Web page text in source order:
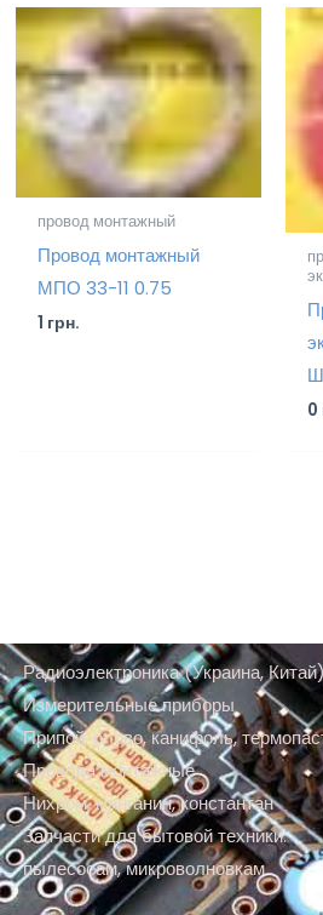
провод монтажный
Провод монтажный
МПО 33-11 0.75
1 грн.
0
Радиоэлектроника (Украина,
Измерительные приборы
Припой, олово, канифоль,
Провода монтажные
Нихром, манганин, константан
Запчасти для бытовой техники:
пылесосам, микроволновкам